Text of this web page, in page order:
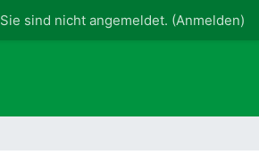
Sie sind nicht angemeldet. (Anmelden)